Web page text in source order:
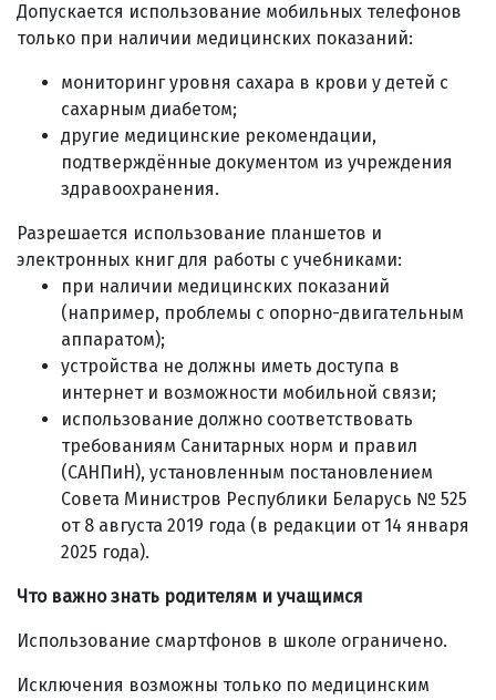
Допускается использование мобильных телефонов
только при наличии медицинских показаний:
мониторинг уровня сахара в крови у детей с
сахарным диабетом;
другие медицинские рекомендации,
подтверждённые документом из учреждения
здравоохранения.
Разрешается использование планшетов и
электронных книг для работы с учебниками:
при наличии медицинских показаний
(например, проблемы с опорно-двигательным
аппаратом);
устройства не должны иметь доступа в
интернет и возможности мобильной связи;
использование должно соответствовать
требованиям Санитарных норм и правил
(САНПиН), установленным постановлением
Совета Министров Республики Беларусь № 525
от 8 августа 2019 года (в редакции от 14 января
2025 года).
Что важно знать родителям и учащимся
Использование смартфонов в школе ограничено.
Исключения возможны только по медицинским